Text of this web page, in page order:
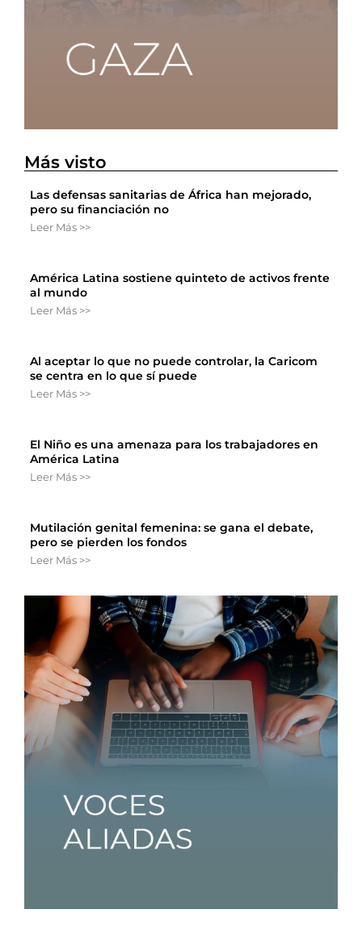
Más visto
Las defensas sanitarias de África han mejorado,
pero su financiación no
Leer Más >>
América Latina sostiene quinteto de activos frente
al mundo
Leer Más >>
Al aceptar lo que no puede controlar, la Caricom
se centra en lo que sí puede
Leer Más >>
El Niño es una amenaza para los trabajadores en
América Latina
Leer Más >>
Mutilación genital femenina: se gana el debate,
pero se pierden los fondos
Leer Más >>